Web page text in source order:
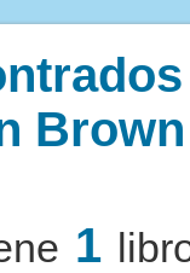
Brown
1